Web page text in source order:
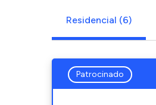
Residencial (6)
Patrocinado